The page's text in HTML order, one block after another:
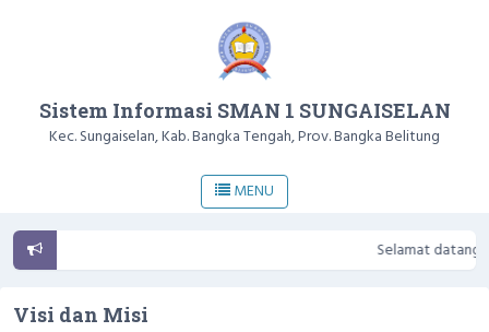
Sistem Informasi SMAN 1 SUNGAISELAN
Kec. Sungaiselan, Kab. Bangka Tengah, Prov. Bangka Belitung
MENU
Selamat datang di
Visi dan Misi